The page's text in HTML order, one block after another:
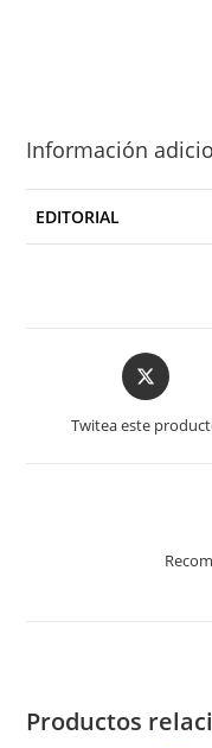
Información
EDITORIAL
Opens
in
new
Twitea este
Productos